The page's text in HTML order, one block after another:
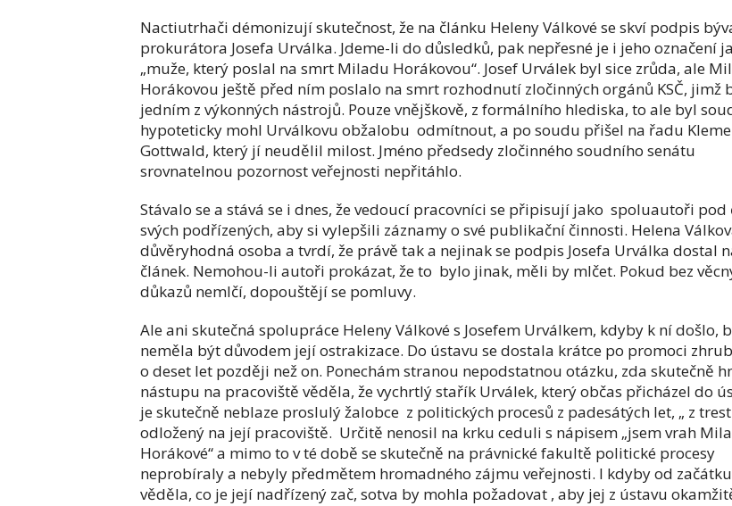
Nactiutrhači démonizují skutečnost, že na článku Heleny Válkové se skví podpis
prokurátora Josefa Urválka. Jdeme-li do důsledků, pak nepřesné je i jeho označení
„muže, který poslal na smrt Miladu Horákovou“. Josef Urválek byl sice zrůda, ale
Horákovou ještě před ním poslalo na smrt rozhodnutí zločinných orgánů KSČ, jimž
jedním z výkonných nástrojů. Pouze vnějškově, z formálního hlediska, to ale byl
hypoteticky mohl Urválkovu obžalobu odmítnout, a po soudu přišel na řadu
Gottwald, který jí neudělil milost. Jméno předsedy zločinného soudního senátu
srovnatelnou pozornost veřejnosti nepřitáhlo.
Stávalo se a stává se i dnes, že vedoucí pracovníci se připisují jako spoluautoři pod
svých podřízených, aby si vylepšili záznamy o své publikační činnosti. Helena
důvěryhodná osoba a tvrdí, že právě tak a nejinak se podpis Josefa Urválka dostal
článek. Nemohou-li autoři prokázat, že to bylo jinak, měli by mlčet. Pokud bez
důkazů nemlčí, dopouštějí se pomluvy.
Ale ani skutečná spolupráce Heleny Válkové s Josefem Urválkem, kdyby k ní došlo,
neměla být důvodem její ostrakizace. Do ústavu se dostala krátce po promoci
o deset let později než on. Ponechám stranou nepodstatnou otázku, zda skutečně
nástupu na pracoviště věděla, že vychrtlý stařík Urválek, který občas přicházel do
je skutečně neblaze proslulý žalobce z politických procesů z padesátých let, „ z
odložený na její pracoviště. Určitě nenosil na krku ceduli s nápisem „jsem vrah
Horákové“ a mimo to v té době se skutečně na právnické fakultě politické procesy
neprobíraly a nebyly předmětem hromadného zájmu veřejnosti. I kdyby od začátku
věděla, co je její nadřízený zač, sotva by mohla požadovat , aby jej z ústavu